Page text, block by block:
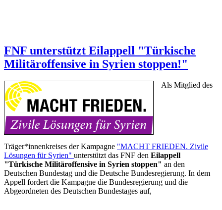
FNF unterstützt Eilappell "Türkische
Militäroffensive in Syrien stoppen!"
Als Mitglied des
Träger*innenkreises der Kampagne "MACHT FRIEDEN. Zivile
Lösungen für Syrien" unterstützt das FNF den Eilappell
"Türkische Militäroffensive in Syrien stoppen" an den
Deutschen Bundestag und die Deutsche Bundesregierung. In dem
Appell fordert die Kampagne die Bundesregierung und die
Abgeordneten des Deutschen Bundestages auf,